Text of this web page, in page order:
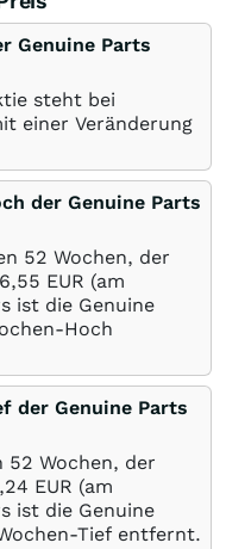
Genuine Parts
steht bei
einer Veränderung
der Genuine Parts
52 Wochen, der
EUR (am
ist die Genuine
Hoch
der Genuine Parts
Wochen, der
EUR (am
ist die Genuine
Tief entfernt.